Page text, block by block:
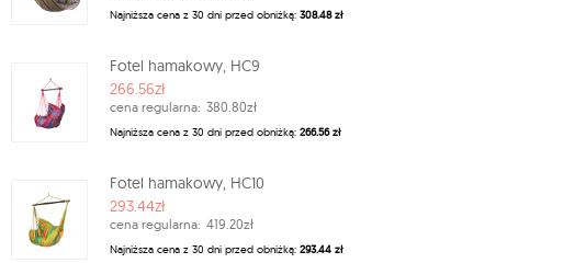
Najniższa cena z 30 dni przed obniżką: 308.48 zł
Fotel hamakowy, HC9
266.56zł
cena regularna: 380.80zł
Najniższa cena z 30 dni przed obniżką: 266.56 zł
Fotel hamakowy, HC10
293.44zł
cena regularna: 419.20zł
Najniższa cena z 30 dni przed obniżką: 293.44 zł